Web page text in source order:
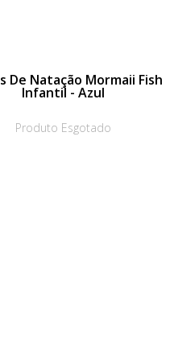
De Natação Mormaii Fish
Infantil - Azul
Produto Esgotado